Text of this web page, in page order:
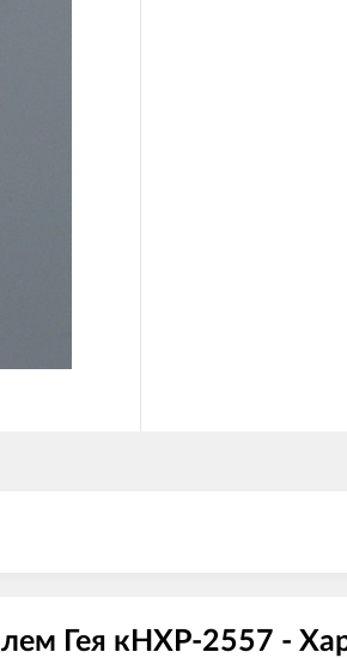
Гея кНХР-2557 -